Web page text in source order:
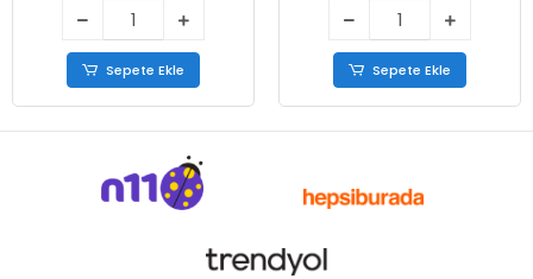
Sepete Ekle Sepete Ekle